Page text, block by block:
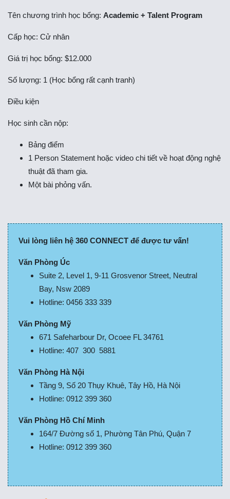
Tên chương trình học bổng: Academic + Talent Program
Cấp học: Cử nhân
Giá trị học bổng: $12.000
Số lượng: 1 (Học bổng rất cạnh tranh)
Điều kiện
Học sinh cần nộp:
Bảng điểm
1 Person Statement hoặc video chi tiết về hoạt động nghệ
thuật đã tham gia.
Một bài phỏng vấn.
Vui lòng liên hệ 360 CONNECT để được tư vấn!
Văn Phòng Úc
Suite 2, Level 1, 9-11 Grosvenor Street, Neutral
Bay, Nsw 2089
Hotline: 0456 333 339
Văn Phòng Mỹ
671 Safeharbour Dr, Ocoee FL 34761
Hotline: 407 300 5881
Văn Phòng Hà Nội
Tầng 9, Số 20 Thụy Khuê, Tây Hồ, Hà Nội
Hotline: 0912 399 360
Văn Phòng Hồ Chí Minh
164/7 Đường số 1, Phường Tân Phú, Quận 7
Hotline: 0912 399 360